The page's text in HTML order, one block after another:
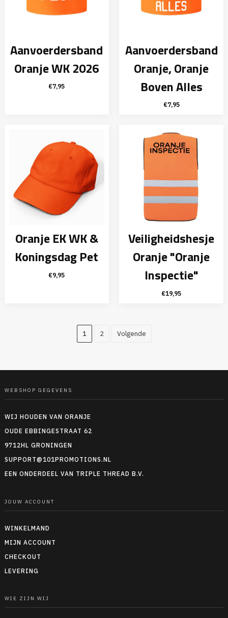
Aanvoerdersband
Oranje WK 2026
€7,95
Aanvoerdersband
Oranje, Oranje
Boven Alles
€7,95
Oranje EK WK &
Koningsdag Pet
€9,95
Veiligheidshesje
Oranje "Oranje
Inspectie"
€19,95
1 2 Volgende
WEBSHOP GEGEVENS
WIJ HOUDEN VAN ORANJE
OUDE EBBINGESTRAAT 62
9712HL GRONINGEN
SUPPORT@101PROMOTIONS.NL
EEN ONDERDEEL VAN TRIPLE THREAD B.V.
JOUW ACCOUNT
WINKELMAND
MIJN ACCOUNT
CHECKOUT
LEVERING
WIE ZIJN WIJ